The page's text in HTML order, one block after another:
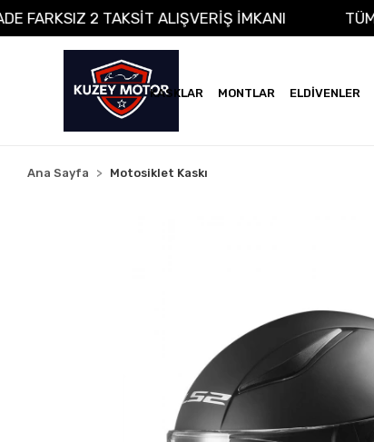
VADE FARKSIZ 2 TAKSİT ALIŞVERİŞ İMKANI
KASKLAR MONTLAR ELDİVENLER
Ana Sayfa Motosiklet Kaskı